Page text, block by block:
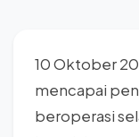
10 Oktober
mencapai
beroperasi